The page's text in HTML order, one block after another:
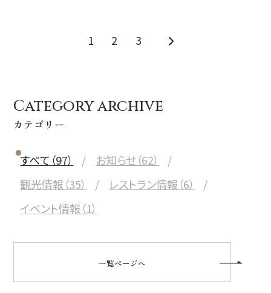
1 2 3
Category archive
カテゴリー
すべて（97）
お知らせ（62）
観光情報（35）
レストラン情報（6）
イベント情報（1）
一覧ページへ